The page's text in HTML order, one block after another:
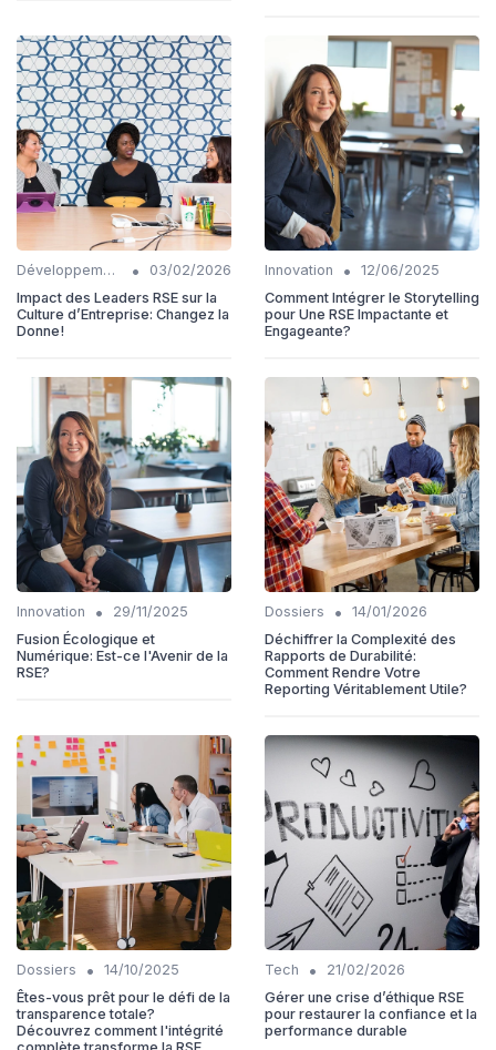
Développement personnel •
03/02/2026
Impact des Leaders RSE sur la
Culture d’Entreprise: Changez la
Donne!
Innovation •
12/06/2025
Comment Intégrer le Storytelling
pour Une RSE Impactante et
Engageante?
Innovation •
29/11/2025
Fusion Écologique et
Numérique: Est-ce l'Avenir de la
RSE?
Dossiers •
14/01/2026
Déchiffrer la Complexité des
Rapports de Durabilité:
Comment Rendre Votre
Reporting Véritablement Utile?
Dossiers •
14/10/2025
Êtes-vous prêt pour le défi de la
transparence totale?
Découvrez comment l'intégrité
Tech •
21/02/2026
Gérer une crise d’éthique RSE
pour restaurer la confiance et la
performance durable